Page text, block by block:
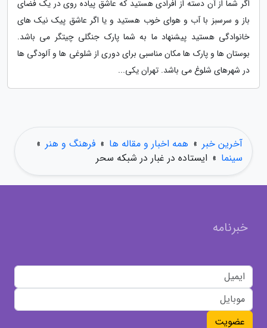
اگر شما از آن دسته از افرادی هستید که عاشق پیاده روی در یک فضای
باز و سرسبز با آب و هوای خوب هستید و یا اگر عاشق پیک نیک های
خانوادگی هستید پیشنهاد ما به شما پارک جنگلی چیتگر می باشد.
بوستان ها و پارک ها مکان مناسبی برای دوری از شلوغی ها و آلودگی ها
در شهرهای شلوغ می باشد. تهران یکی...
آخرین خبر » همه اخبار و مقاله ها » فرهنگ و هنر »
سینما » ایستاده در غبار در شبکه سحر
خبرنامه
عضویت